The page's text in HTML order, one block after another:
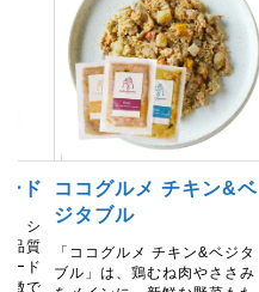
ド
、シ
品質
ード
徴で
ココグルメ チキン&ベ
ジタブル
「ココグルメ チキン&ベジタ
ブル」は、鶏むね肉やささみ